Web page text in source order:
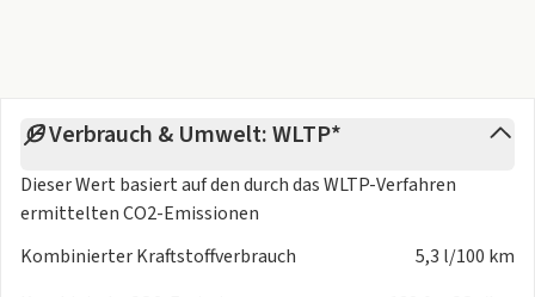
- Stoßfänger Sport
- Leuchtweitenregulierung,autom/dynamisch mit
Kurvenfahrlicht (AFS 1)
- LED- Hauptscheinwerfer mit variabler Lichtverteilung
- LED-SBBR-Leuchte, Lichtfunktionen animiert, spezielles
Verbrauch & Umwelt: WLTP*
Dieser Wert basiert auf den durch dasWLTP-Verfahren
ermittelten CO2-Emissionen
Kombinierter Kraftstoffverbrauch
5,3 l/100 km